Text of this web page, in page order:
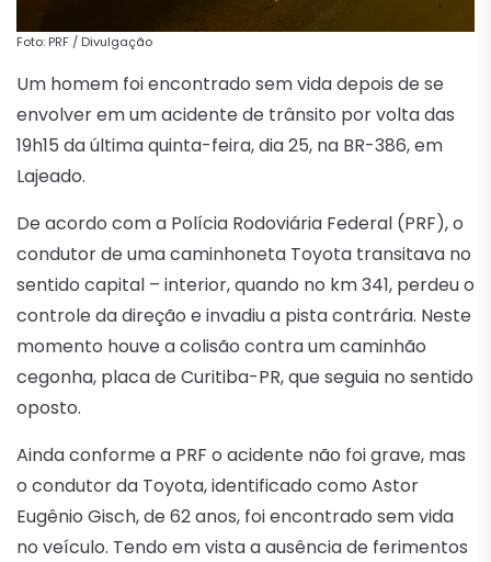
Foto: PRF / Divulgação
Um homem foi encontrado sem vida depois de se
envolver em um acidente de trânsito por volta das
19h15 da última quinta-feira, dia 25, na BR-386, em
Lajeado.
De acordo com a Polícia Rodoviária Federal (PRF), o
condutor de uma caminhoneta Toyota transitava no
sentido capital – interior, quando no km 341, perdeu o
controle da direção e invadiu a pista contrária. Neste
momento houve a colisão contra um caminhão
cegonha, placa de Curitiba-PR, que seguia no sentido
oposto.
Ainda conforme a PRF o acidente não foi grave, mas
o condutor da Toyota, identificado como Astor
Eugênio Gisch, de 62 anos, foi encontrado sem vida
no veículo. Tendo em vista a ausência de ferimentos